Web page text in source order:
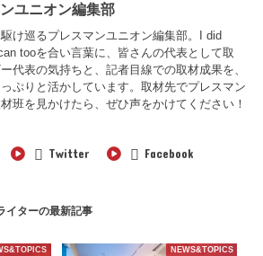
ユニオン編集部
け巡るプレスマンユニオン編集部。I did
tooを合い言葉に、皆さんの代表として取
代表の気持ちと、記者目線での取材成果を、
ぷりと活かしています。取材先でプレスマン
班を見かけたら、ぜひ声をかけてください！
Twitter Facebook
イターの最新記事
NEWS&TOPICS